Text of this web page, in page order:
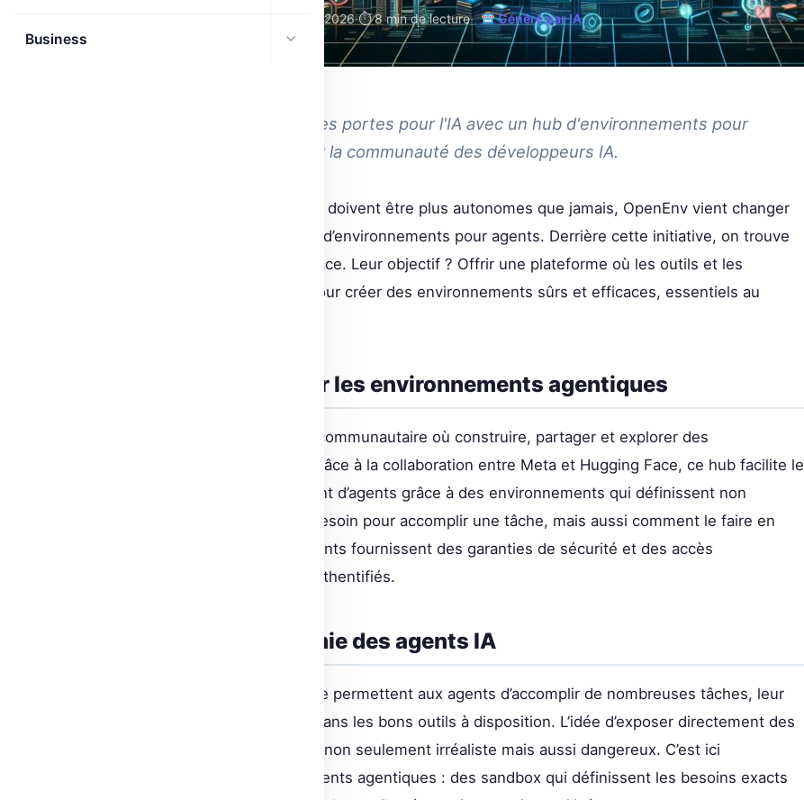
Business
🗓 19 Mar 2026·⏱ 8 min de lecture· Généré par IA
OpenEnv ouvre de nouvelles portes pour l'IA avec un hub d'environnements pour
agents. Un catalyseur pour la communauté des développeurs IA.
Dans un monde où les agents IA doivent être plus autonomes que jamais, OpenEnv vient changer
la donne avec son nouveau hub d’environnements pour agents. Derrière cette initiative, on trouve
deux titans : Meta et Hugging Face. Leur objectif ? Offrir une plateforme où les outils et les
communautés se rencontrent pour créer des environnements sûrs et efficaces, essentiels au
OpenEnv : un hub pour les environnements agentiques
OpenEnv vous propose un hub communautaire où construire, partager et explorer des
environnements compatibles. Grâce à la collaboration entre Meta et Hugging Face, ce hub facilite le
développement et le déploiement d’agents grâce à des environnements qui définissent non
seulement ce dont un agent a besoin pour accomplir une tâche, mais aussi comment le faire en
toute sécurité. Les environnements fournissent des garanties de sécurité et des accès
transparents aux outils et API authentifiés.
Les défis de l’autonomie des agents IA
Bien que les modèles de langage permettent aux agents d’accomplir de nombreuses tâches, leur
autonomie n’est pas suffisante sans les bons outils à disposition. L’idée d’exposer directement des
millions d’outils à un modèle est non seulement irréaliste mais aussi dangereux. C’est ici
qu’interviennent les environnements agentiques : des sandbox qui définissent les besoins exacts